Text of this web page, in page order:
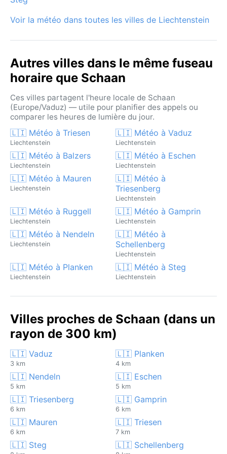
Voir la météo dans toutes les villes de Liechtenstein
Autres villes dans le même fuseau
horaire que Schaan
Ces villes partagent l'heure locale de Schaan
(Europe/Vaduz) — utile pour planifier des appels ou
comparer les heures de lumière du jour.
🇱🇮 Météo à Triesen
Liechtenstein
🇱🇮 Météo à Vaduz
Liechtenstein
🇱🇮 Météo à Balzers
Liechtenstein
🇱🇮 Météo à Eschen
Liechtenstein
🇱🇮 Météo à Mauren
Liechtenstein
🇱🇮 Météo à
Triesenberg
Liechtenstein
🇱🇮 Météo à Ruggell
Liechtenstein
🇱🇮 Météo à Gamprin
Liechtenstein
🇱🇮 Météo à Nendeln
Liechtenstein
🇱🇮 Météo à
Schellenberg
Liechtenstein
🇱🇮 Météo à Planken
Liechtenstein
🇱🇮 Météo à Steg
Liechtenstein
Villes proches de Schaan (dans un
rayon de 300 km)
🇱🇮 Vaduz
3 km
🇱🇮 Planken
4 km
🇱🇮 Nendeln
5 km
🇱🇮 Eschen
5 km
🇱🇮 Triesenberg
6 km
🇱🇮 Gamprin
6 km
🇱🇮 Mauren
6 km
🇱🇮 Triesen
7 km
🇱🇮 Steg 🇱🇮 Schellenberg